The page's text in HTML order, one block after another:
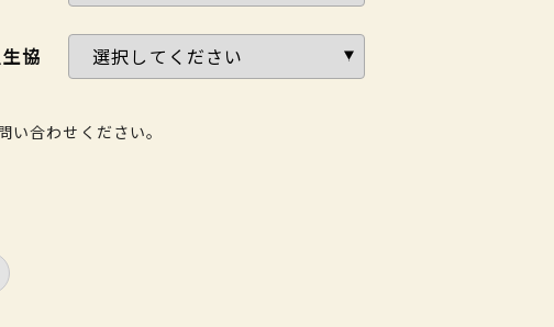
協
い合わせください。